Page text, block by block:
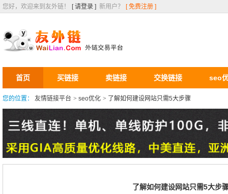
您好，欢迎来到友外链！ [ 请登录 ] 新用户？ [ 免费注册 ]
首页 买链接 卖链接 交换链接 seo
您的位置： 友情链接平台 > seo优化 > 了解如何建设网站只需5大步骤
了解如何建设网站只需5大步